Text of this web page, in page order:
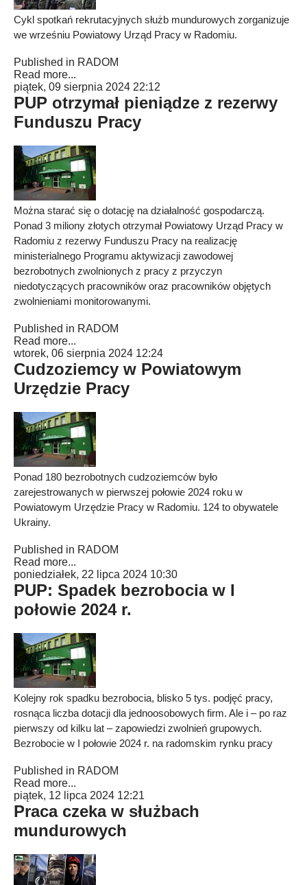
Cykl spotkań rekrutacyjnych służb mundurowych zorganizuje
we wrześniu Powiatowy Urząd Pracy w Radomiu.
Published in RADOM
Read more...
piątek, 09 sierpnia 2024 22:12
PUP otrzymał pieniądze z rezerwy
Funduszu Pracy
Można starać się o dotację na działalność gospodarczą.
Ponad 3 miliony złotych otrzymał Powiatowy Urząd Pracy w
Radomiu z rezerwy Funduszu Pracy na realizację
ministerialnego Programu aktywizacji zawodowej
bezrobotnych zwolnionych z pracy z przyczyn
niedotyczących pracowników oraz pracowników objętych
zwolnieniami monitorowanymi.
Published in RADOM
Read more...
wtorek, 06 sierpnia 2024 12:24
Cudzoziemcy w Powiatowym
Urzędzie Pracy
Ponad 180 bezrobotnych cudzoziemców było
zarejestrowanych w pierwszej połowie 2024 roku w
Powiatowym Urzędzie Pracy w Radomiu. 124 to obywatele
Ukrainy.
Published in RADOM
Read more...
poniedziałek, 22 lipca 2024 10:30
PUP: Spadek bezrobocia w I
połowie 2024 r.
Kolejny rok spadku bezrobocia, blisko 5 tys. podjęć pracy,
rosnąca liczba dotacji dla jednoosobowych firm. Ale i – po raz
pierwszy od kilku lat – zapowiedzi zwolnień grupowych.
Bezrobocie w I połowie 2024 r. na radomskim rynku pracy
Published in RADOM
Read more...
piątek, 12 lipca 2024 12:21
Praca czeka w służbach
mundurowych